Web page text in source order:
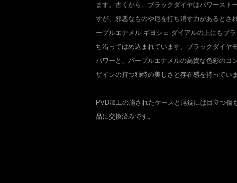
ます。古くから、ブラックダイヤはパワースト
すが、邪悪なものや厄を打ち消す力があるとさ
ープルエナメル ギヨシェ ダイアルの上にもブ
ち沿ってはめ込まれています。ブラックダイヤ
パワーと、パープルエナメルの高貴な色彩のコ
ザインの持つ独特の美しさと存在感を持っていま
PVD加工の施されたケースと尾錠には目立つ傷
品に交換済みです。